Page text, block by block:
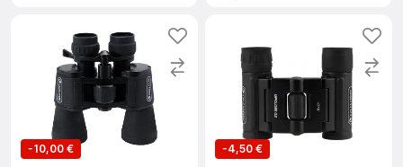
-10,00 €
-4,50 €